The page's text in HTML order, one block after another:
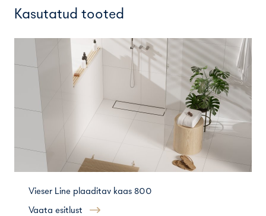
Kasutatud tooted
Vieser Line plaaditav kaas 800
Vaata esitlust